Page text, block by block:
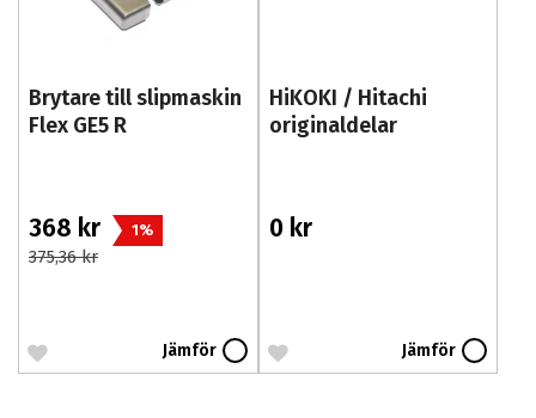
Brytare till slipmaskin
Flex GE5 R
368 kr 1%
375,36 kr
Jämför
HiKOKI / Hitachi
originaldelar
0 kr
Jämför